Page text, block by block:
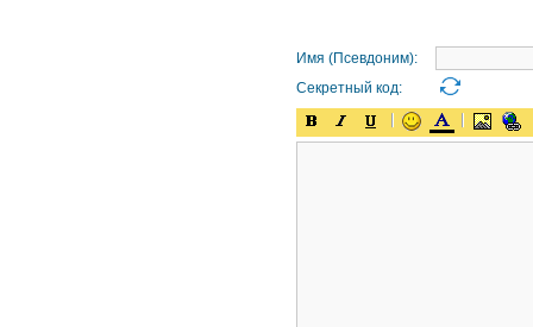
Имя (Псевдоним):
Секретный код: